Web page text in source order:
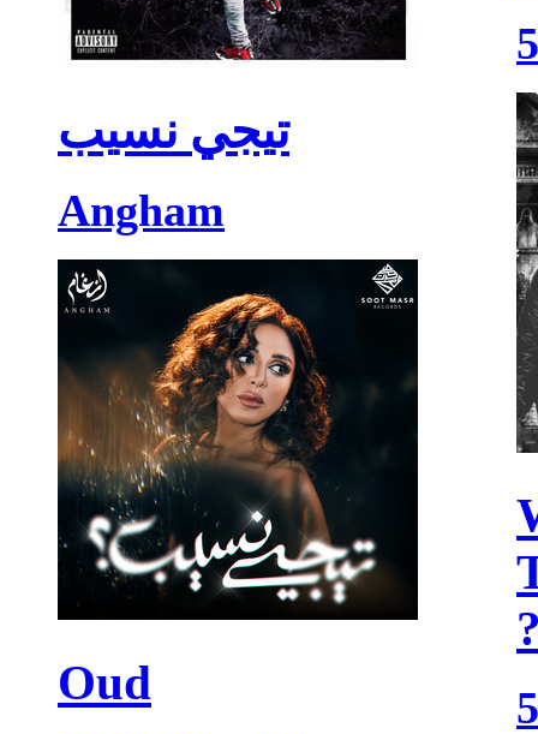
تيجي نسيب
Angham
Oud